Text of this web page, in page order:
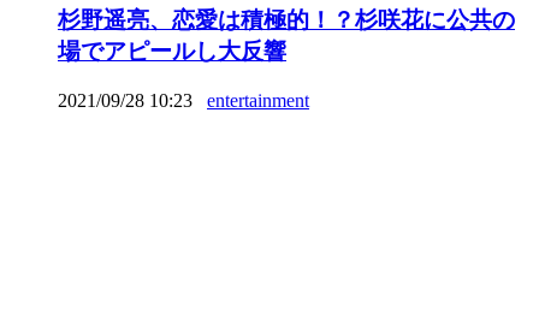
杉野遥亮、恋愛は積極的！？杉咲花に公共の
場でアピールし大反響
2021/09/28 10:23 entertainment